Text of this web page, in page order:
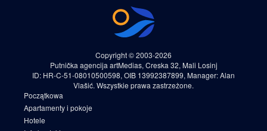
Copyright © 2003-2026
Putnička agencija artMedias, Creska 32, Mali Losinj
ID: HR-C-51-08010500598, OIB 13992387899, Manager: Alan
Vlašić. Wszystkie prawa zastrzeżone.
Początkowa
Apartamenty i pokoje
Hotele